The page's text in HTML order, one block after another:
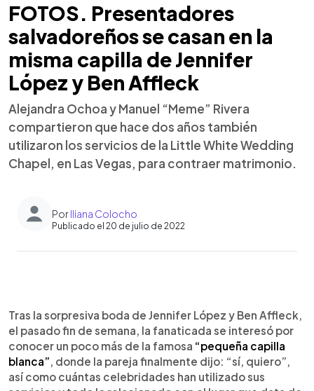
FOTOS. Presentadores
salvadoreños se casan en la
misma capilla de Jennifer
López y Ben Affleck
Alejandra Ochoa y Manuel “Meme” Rivera
compartieron que hace dos años también
utilizaron los servicios de la Little White Wedding
Chapel, en Las Vegas, para contraer matrimonio.
PorIliana Colocho
Publicado el 20 de julio de 2022
Escuchar artículo
Tras la sorpresiva boda de Jennifer López y Ben Affleck,
el pasado fin de semana, la fanaticada se interesó por
conocer un poco más de la famosa “pequeña capilla
blanca”, donde la pareja finalmente dijo: “sí, quiero”,
así como cuántas celebridades han utilizado sus